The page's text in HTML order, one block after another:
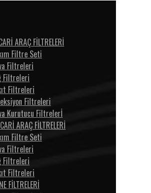
ARAÇ FİLTRELERİ
Filtre Seti
Filtreleri
Filtreleri
Filtreleri
Filtreleri
Kurutucu Filtrelerİ
ARAÇ FİLTRELERİ
Filtre Seti
Filtreleri
Filtreleri
Filtreleri
FİLTRELERİ